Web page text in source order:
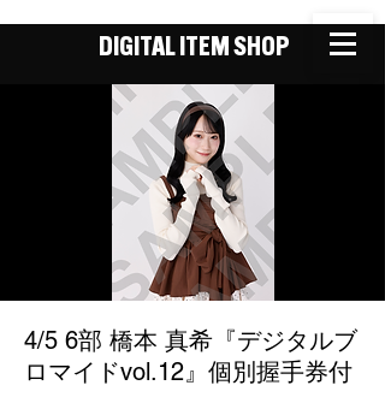
DIGITAL ITEM SHOP
4/5 6部 橋本 真希『デジタルブ
ロマイドvol.12』個別握手券付